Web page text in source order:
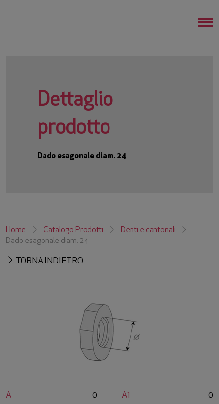
Dado esagonale diam. 24
Dettaglio
prodotto
Home Catalogo Prodotti
Denti e cantonali
Dado esagonale diam. 24
TORNA INDIETRO
A 0 A1 0